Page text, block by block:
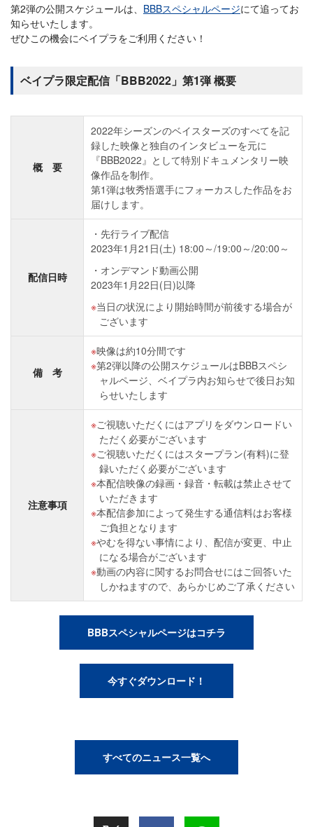
第2弾の公開スケジュールは、 BBBスペシャルページにて追ってお
知らせいたします。
ぜひこの機会にベイプラをご利用ください！
ベイプラ限定配信「BBB2022」第1弾 概要
概 要
2022年シーズンのベイスターズのすべてを記
録した映像と独自のインタビューを元に
『BBB2022』として特別ドキュメンタリー映
像作品を制作。
第1弾は牧秀悟選手にフォーカスした作品をお
届けします。
配信日時
先行ライブ配信
2023年1月21日(土) 18:00～/19:00～/20:00～
オンデマンド動画公開
2023年1月22日(日)以降
当日の状況により開始時間が前後する場合が
ございます
備 考
映像は約10分間です
第2弾以降の公開スケジュールはBBBスペシ
ャルページ、ベイプラ内お知らせで後日お知
らせいたします
注意事項
ご視聴いただくにはアプリをダウンロードい
ただく必要がございます
ご視聴いただくにはスタープラン(有料)に登
録いただく必要がございます
本配信映像の録画・録音・転載は禁止させて
いただきます
本配信参加によって発生する通信料はお客様
ご負担となります
やむを得ない事情により、配信が変更、中止
になる場合がございます
動画の内容に関するお問合せにはご回答いた
しかねますので、あらかじめご了承ください
BBBスペシャルページはコチラ
今すぐダウンロード！
すべてのニュース一覧へ